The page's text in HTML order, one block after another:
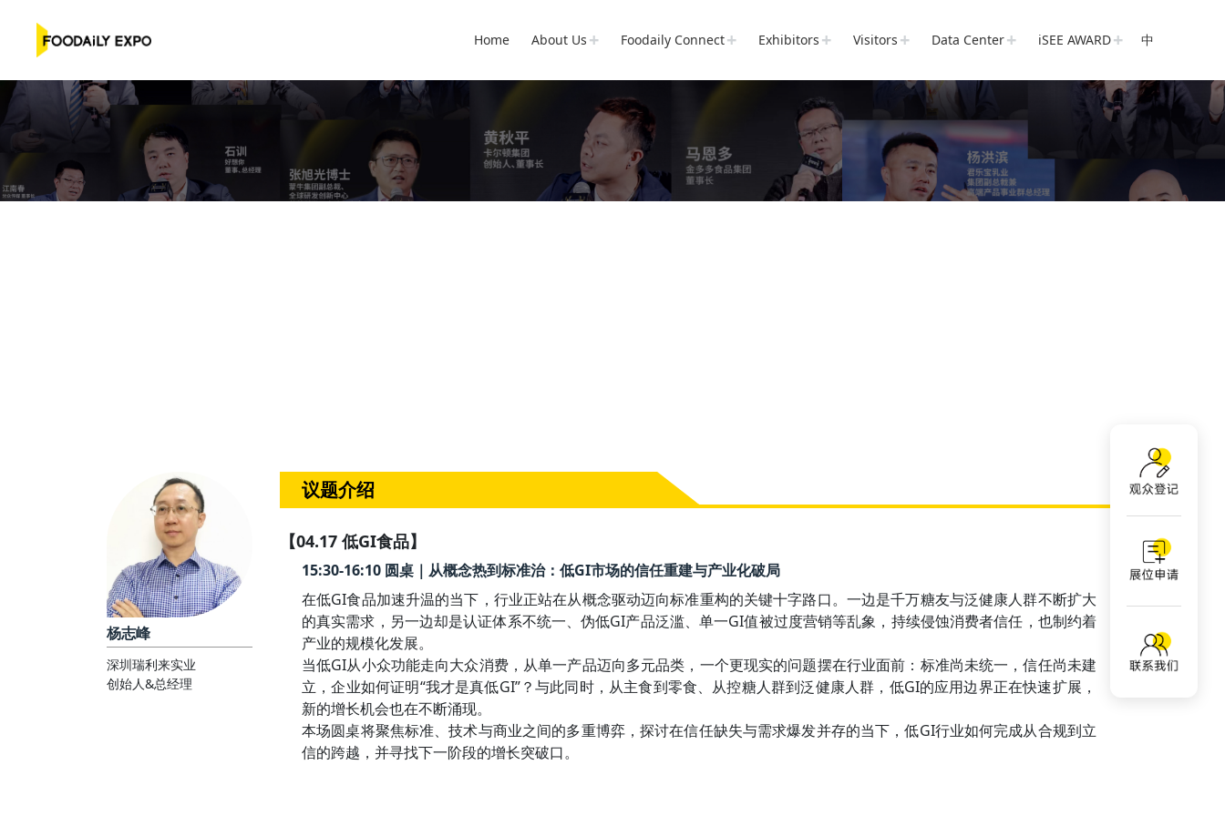
Home About Us Foodaily Connect Exhibitors Visitors Data Center iSEE AWARD 中
杨志峰
深圳瑞利来实业
创始人&总经理
议题介绍
【04.17 低GI食品】
15:30-16:10 圆桌｜从概念热到标准治：低GI市场的信任重建与产业化破局
在低GI食品加速升温的当下，行业正站在从概念驱动迈向标准重构的关键十字路口。一边是千万糖友与泛健康人群不断扩大
的真实需求，另一边却是认证体系不统一、伪低GI产品泛滥、单一GI值被过度营销等乱象，持续侵蚀消费者信任，也制约着
产业的规模化发展。
当低GI从小众功能走向大众消费，从单一产品迈向多元品类，一个更现实的问题摆在行业面前：标准尚未统一，信任尚未建
立，企业如何证明“我才是真低GI”？与此同时，从主食到零食、从控糖人群到泛健康人群，低GI的应用边界正在快速扩展，
新的增长机会也在不断涌现。
本场圆桌将聚焦标准、技术与商业之间的多重博弈，探讨在信任缺失与需求爆发并存的当下，低GI行业如何完成从合规到立
信的跨越，并寻找下一阶段的增长突破口。